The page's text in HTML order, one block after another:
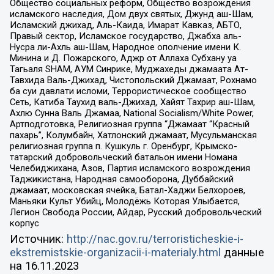
Общество социальных реформ, Общество возрождения
исламского наследия, Дом двух святых, Джунд аш-Шам,
Исламский джихад, Аль-Каида, Имарат Кавказ, АБТО,
Правый сектор, Исламское государство, Джабха аль-
Нусра ли-Ахль аш-Шам, Народное ополчение имени К.
Минина и Д. Пожарского, Аджр от Аллаха Субхану уа
Тагьаля SHAM, АУМ Синрике, Муджахеды джамаата Ат-
Тавхида Валь-Джихад, Чистопольский Джамаат, Рохнамо
ба суи давлати исломи, Террористическое сообщество
Сеть, Катиба Таухид валь-Джихад, Хайят Тахрир аш-Шам,
Ахлю Сунна Валь Джамаа, National Socialism/White Power,
Артподготовка, Религиозная группа “Джамаат “Красный
пахарь”, Колумбайн, Хатлонский джамаат, Мусульманская
религиозная группа п. Кушкуль г. Оренбург, Крымско-
татарский добровольческий батальон имени Номана
Челебиджихана, Азов, Партия исламского возрождения
Таджикистана, Народная самооборона, Дуббайский
джамаат, московская ячейка, Батал-Хаджи Белхороев,
Маньяки Культ Убийц, Молодёжь Которая Улыбается,
Легион Свобода России, Айдар, Русский добровольческий
корпус
Источник: http://nac.gov.ru/terroristicheskie-i-
ekstremistskie-organizacii-i-materialy.html данные
на 16.11.2023